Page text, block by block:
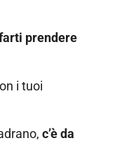
prendere
i tuoi
c’è da